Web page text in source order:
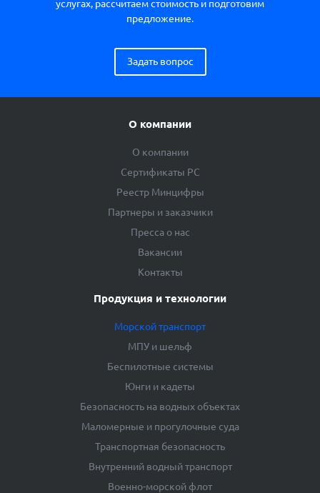
услугах, рассчитаем стоимость и подготовим
предложение.
Задать вопрос
О компании
О компании
Сертификаты РС
Реестр Минцифры
Партнеры и заказчики
Пресса о нас
Вакансии
Контакты
Продукция и технологии
Морской транспорт
МПУ и шельф
Беспилотные системы
Юнги и кадеты
Безопасность на водных объектах
Маломерные и прогулочные суда
Транспортная безопасность
Внутренний водный транспорт
Военно-морской флот